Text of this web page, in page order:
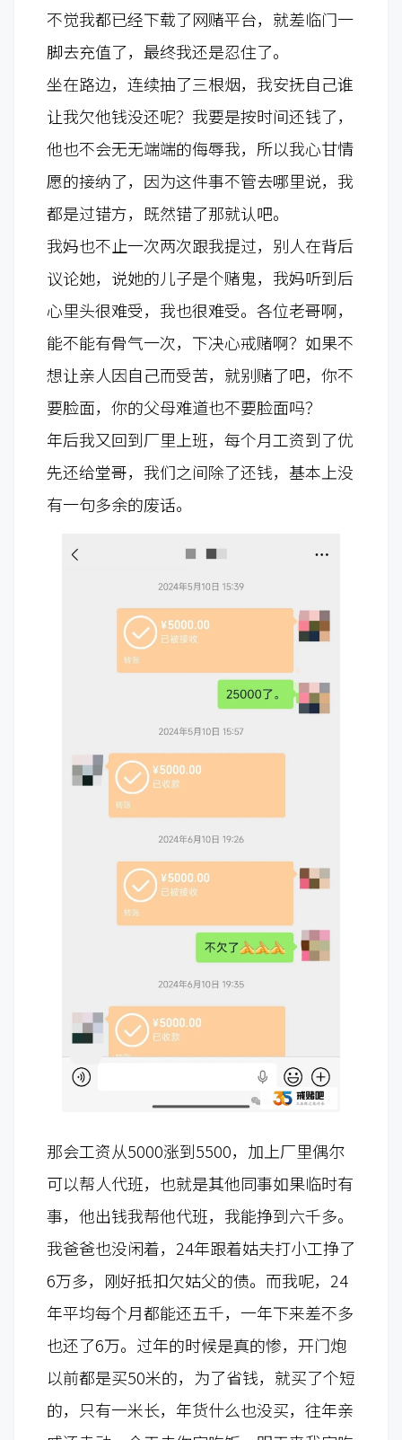
不觉我都已经下载了网赌平台，就差临门一
脚去充值了，最终我还是忍住了。
坐在路边，连续抽了三根烟，我安抚自己谁
让我欠他钱没还呢？我要是按时间还钱了，
他也不会无无端端的侮辱我，所以我心甘情
愿的接纳了，因为这件事不管去哪里说，我
都是过错方，既然错了那就认吧。
我妈也不止一次两次跟我提过，别人在背后
议论她，说她的儿子是个赌鬼，我妈听到后
心里头很难受，我也很难受。各位老哥啊，
能不能有骨气一次，下决心戒赌啊？ 如果不
想让亲人因自己而受苦，就别赌了吧，你不
要脸面，你的父母难道也不要脸面吗？
年后我又回到厂里上班，每个月工资到了优
先还给堂哥，我们之间除了还钱，基本上没
有一句多余的废话。
那会工资从5000涨到5500，加上厂里偶尔
可以帮人代班，也就是其他同事如果临时有
事，他出钱我帮他代班，我能挣到六千多。
我爸爸也没闲着，24年跟着姑夫打小工挣了
6万多，刚好抵扣欠姑父的债。而我呢，24
年平均每个月都能还五千，一年下来差不多
也还了6万。过年的时候是真的惨，开门炮
以前都是买50米的，为了省钱，就买了个短
的，只有一米长，年货什么也没买，往年亲